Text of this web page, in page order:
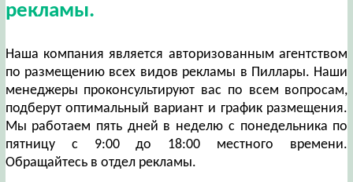
рекламы.
Наша компания является авторизованным агентством
по размещению всех видов рекламы в Пиллары. Наши
менеджеры проконсультируют вас по всем вопросам,
подберут оптимальный вариант и график размещения.
Мы работаем пять дней в неделю с понедельника по
пятницу с 9:00 до 18:00 местного времени.
Обращайтесь в отдел рекламы.